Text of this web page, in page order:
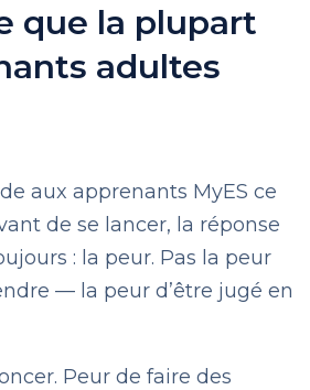
que la plupart
adultes
aux apprenants MyES ce
de se lancer, la réponse
: la peur. Pas la peur
— la peur d’être jugé en
Peur de faire des